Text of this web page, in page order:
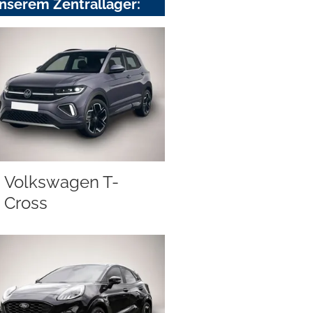
Zentrallager:
Volkswagen T-
Cross